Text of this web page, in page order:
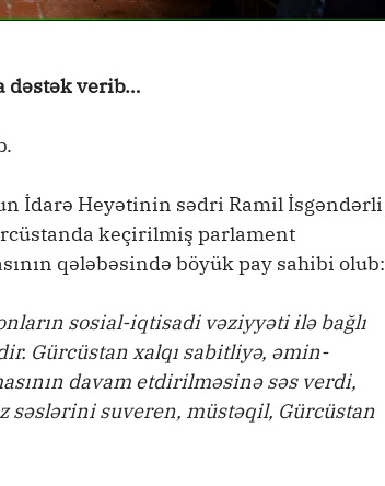
dəstək verib…
İdarə Heyətinin sədri Ramil İsgəndərli
keçirilmiş parlament
qələbəsində böyük pay sahibi olub:
sosial-iqtisadi vəziyyəti ilə bağlı
Gürcüstan xalqı sabitliyə, əmin-
davam etdirilməsinə səs verdi,
səslərini suveren, müstəqil, Gürcüstan